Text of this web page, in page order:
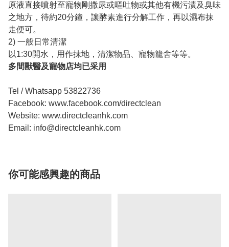
原液直接噴射至寵物剛撒尿或嘔吐物或其他有機污漬及臭味
之地方，待約20分鐘，讓酵素進行分解工作，再以濕布抹
走便可。
2) 一般日常清潔
以1:30開水，用作抹地，清潔物品、寵物籠舍等等。
多間獸醫及寵物店均已采用
Tel / Whatsapp 53822736
Facebook: www.facebook.com/directclean
Website: www.directcleanhk.com
Email: info@directcleanhk.com
你可能感興趣的商品